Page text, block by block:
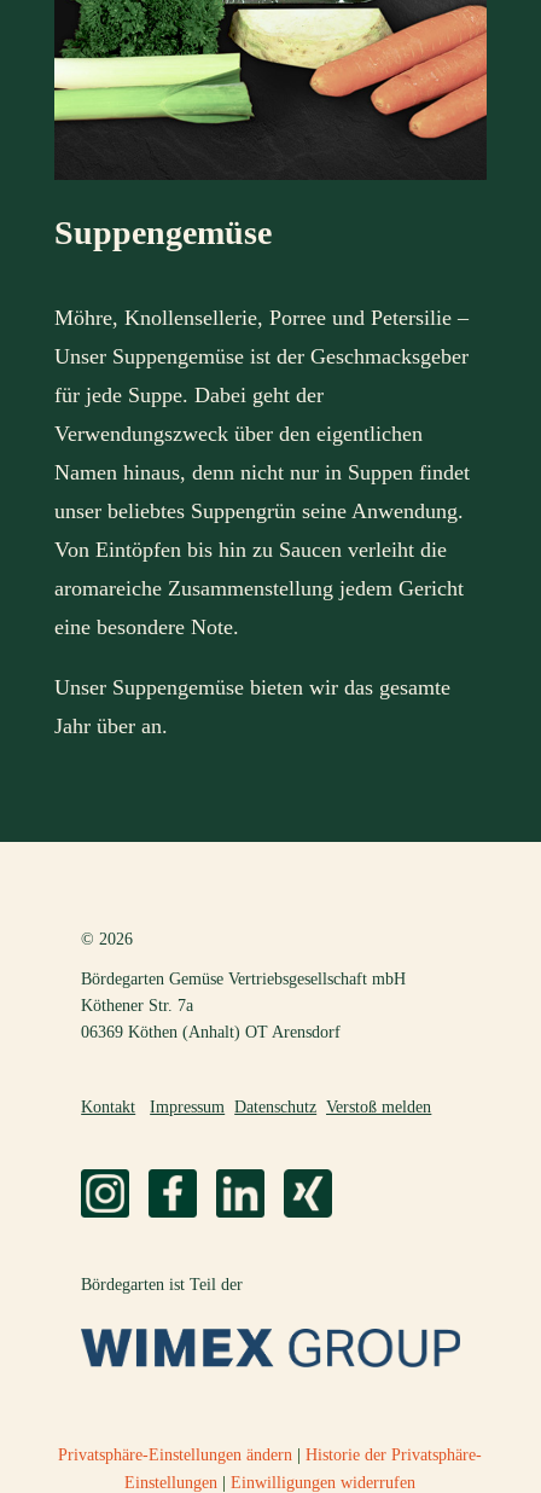
Suppengemüse
Möhre, Knollensellerie, Porree und Petersilie –
Unser Suppengemüse ist der Geschmacksgeber
für jede Suppe. Dabei geht der
Verwendungszweck über den eigentlichen
Namen hinaus, denn nicht nur in Suppen findet
unser beliebtes Suppengrün seine Anwendung.
Von Eintöpfen bis hin zu Saucen verleiht die
aromareiche Zusammenstellung jedem Gericht
eine besondere Note.
Unser Suppengemüse bieten wir das gesamte
Jahr über an.
© 2026
Bördegarten Gemüse Vertriebsgesellschaft mbH
Köthener Str. 7a
06369 Köthen (Anhalt) OT Arensdorf
Kontakt Impressum Datenschutz Verstoß melden
Bördegarten ist Teil der
Privatsphäre-Einstellungen ändern |Historie der Privatsphäre-
Einstellungen |Einwilligungen widerrufen